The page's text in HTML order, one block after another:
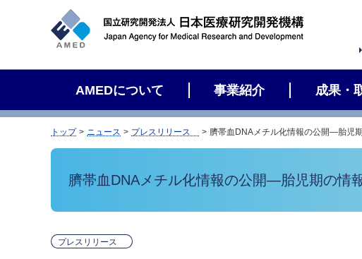
AMEDについて 事業紹介 成果・
トップ ニュース プレスリリース 臍帯血DNAメチル化情報の公開―胎児
臍帯血DNAメチル化情報の公開―胎児期の情
プレスリリース